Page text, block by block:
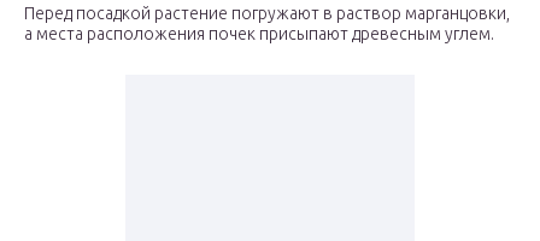
Перед посадкой растение погружают в раствор марганцовки,
а места расположения почек присыпают древесным углем.